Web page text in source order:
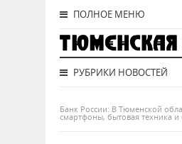
ПОЛНОЕ МЕНЮ
РУБРИКИ НОВОСТЕЙ
Банк России: В Тюменской
смартфоны, бытовая техника и